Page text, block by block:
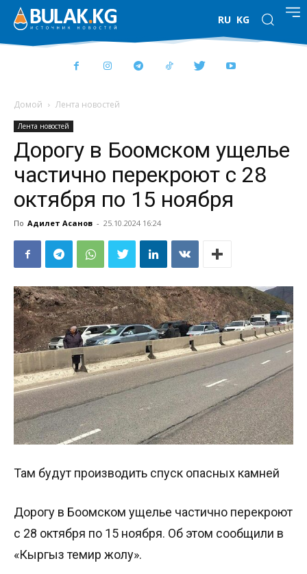
RU KG
Домой Лента новостей
Лента новостей
Дорогу в Боомском ущелье
частично перекроют с 28
октября по 15 ноября
По Адилет Асанов - 25.10.2024 16:24
Там будут производить спуск опасных камней
Дорогу в Боомском ущелье частично перекроют
с 28 октября по 15 ноября. Об этом сообщили в
«Кыргыз темир жолу».